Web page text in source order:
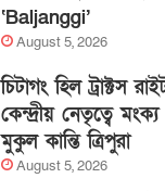
‘Baljanggi’
August 5, 2026
চিটাগং হিল ট্রাক্টস
কেন্দ্রীয় নেতৃত্বে
মুকুল কান্তি ত্রিপুরা
August 5, 2026